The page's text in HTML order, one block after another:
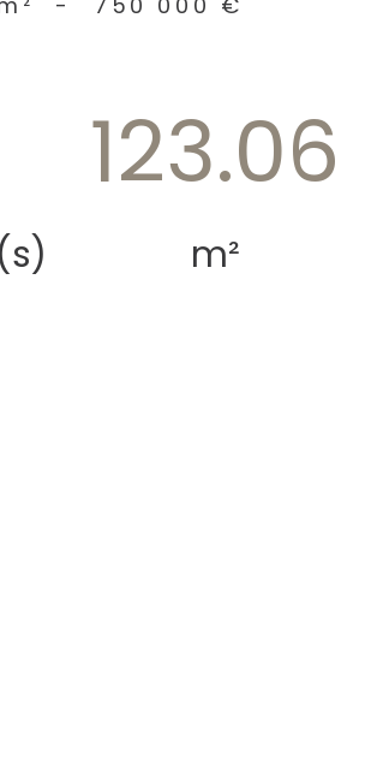
123.06
m²